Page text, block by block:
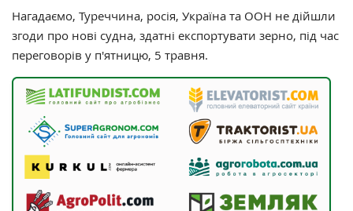
Нагадаємо, Туреччина, росія, Україна та ООН не дійшли
згоди про нові судна, здатні експортувати зерно, під час
переговорів у п'ятницю, 5 травня.